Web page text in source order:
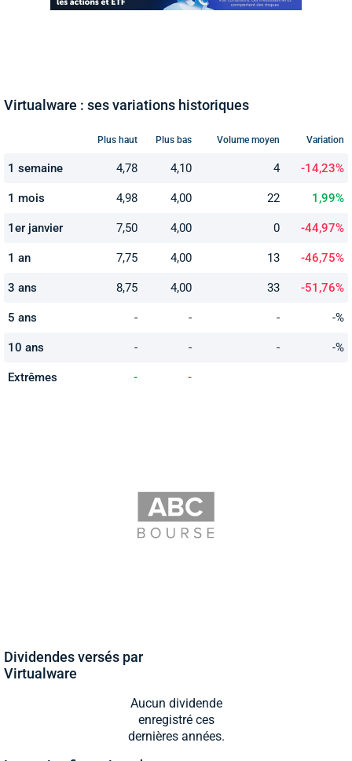
Virtualware : ses variations historiques
Plus haut Plus bas Volume moyen Variation
1 semaine 4,78 4,10 4 -14,23%
1 mois 4,98 4,00 22 1,99%
1er janvier 7,50 4,00 0 -44,97%
1 an 7,75 4,00 13 -46,75%
3 ans 8,75 4,00 33 -51,76%
5 ans - - - -%
10 ans - - - -%
Extrêmes - -
Dividendes versés par
Virtualware
Aucun dividende
enregistré ces
dernières années.